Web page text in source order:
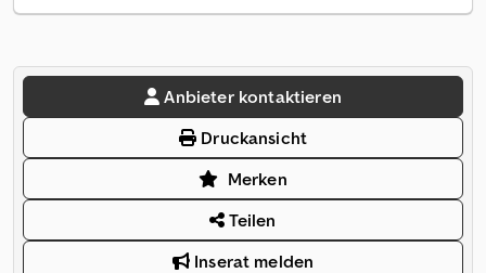
Anbieter kontaktieren
Druckansicht
Merken
Teilen
Inserat melden